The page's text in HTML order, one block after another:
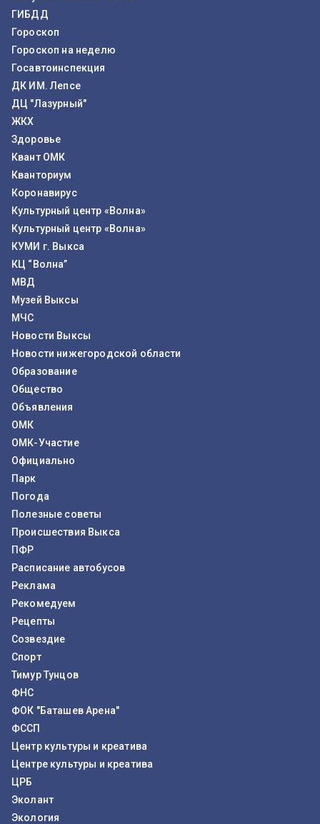
ГИБДД
Гороскоп
Гороскоп на неделю
Госавтоинспекция
ДК ИМ. Лепсе
ДЦ "Лазурный"
ЖКХ
Здоровье
Квант ОМК
Кванториум
Коронавирус
Культурный центр «Волна»
Культурный центр «Волна»
КУМИ г. Выкса
КЦ “Волна”
МВД
Музей Выксы
МЧС
Новости Выксы
Новости нижегородской области
Образование
Общество
Объявления
ОМК
ОМК-Участие
Официально
Парк
Погода
Полезные советы
Происшествия Выкса
ПФР
Расписание автобусов
Реклама
Рекомедуем
Рецепты
Созвездие
Спорт
Тимур Тунцов
ФНС
ФОК "Баташев Арена"
ФССП
Центр культуры и креатива
Центре культуры и креатива
ЦРБ
Эколант
Экология